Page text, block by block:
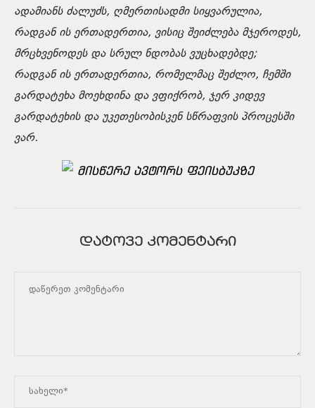
ადამიანს ძალუძს, ღმერთისადმი სიყვარულია,
რადგან ის ერთადერთია, ვისიც შეიძლება მჯეროდეს,
მრცხვენოდეს და სრულ ნდობას ვუცხადებდე;
რადგან ის ერთადერთია, რომელმაც შეძლო, ჩემში
გარდატეხა მოეხდინა და ვფიქრობ, ჯერ კიდევ
გარდატეხის და უკეთესობისკენ სწრაფვის პროცესში
ვარ.
მისწერე ავტორს ფეისბუკზე
ᲓᲐᲢᲝᲕᲔ ᲙᲝᲛᲔᲜᲢᲐᲠᲘ